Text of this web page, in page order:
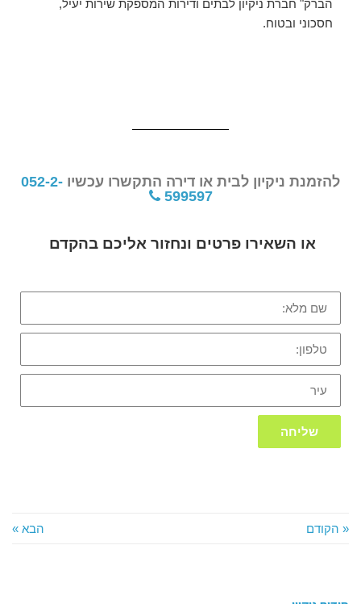
הברק" חברת ניקיון לבתים ודירות המספקת שירות יעיל,
חסכוני ובטוח.
להזמנת ניקיון לבית או דירה התקשרו עכשיו 052-2-
599597
או השאירו פרטים ונחזור אליכם בהקדם
שם
מלא:
טלפון:
עיר
שליחה
« הקודם הבא »